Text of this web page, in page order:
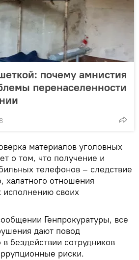
почему амнистия
перенаселенности
материалов уголовных
о том, что получение и
телефонов – следствие
халатного отношения
исполнению своих
Генпрокуратуры, все
дают повод
бездействии сотрудников
риски.